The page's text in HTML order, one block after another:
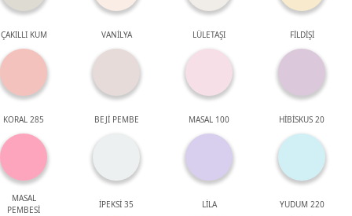
ÇAKILLI KUM VANİLYA LÜLETAŞI FİLDİŞİ
KORAL 285 BEJİ PEMBE MASAL 100 HİBİSKUS 20
MASAL
PEMBESİ
İPEKSİ 35 LİLA YUDUM 220